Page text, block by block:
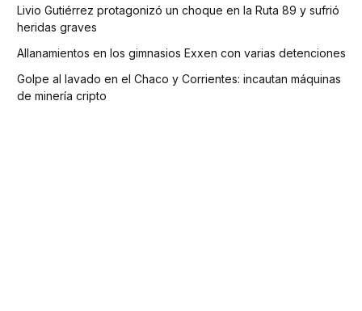
Livio Gutiérrez protagonizó un choque en la Ruta 89 y sufrió
heridas graves
Allanamientos en los gimnasios Exxen con varias detenciones
Golpe al lavado en el Chaco y Corrientes: incautan máquinas
de minería cripto